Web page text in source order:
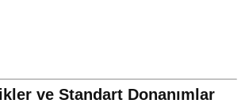
ve Standart Donanımlar